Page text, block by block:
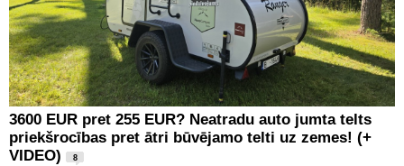
3600 EUR pret 255 EUR? Neatradu auto jumta telts
priekšrocības pret ātri būvējamo telti uz zemes! (+
VIDEO)
8